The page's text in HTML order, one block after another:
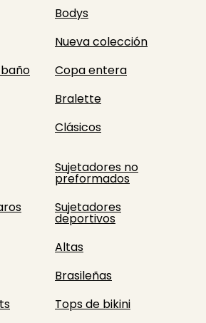
Bodys
Nueva colección
Copa entera
Bralette
Clásicos
Sujetadores no
preformados
Sujetadores
deportivos
Altas
Brasileñas
Tops de bikini